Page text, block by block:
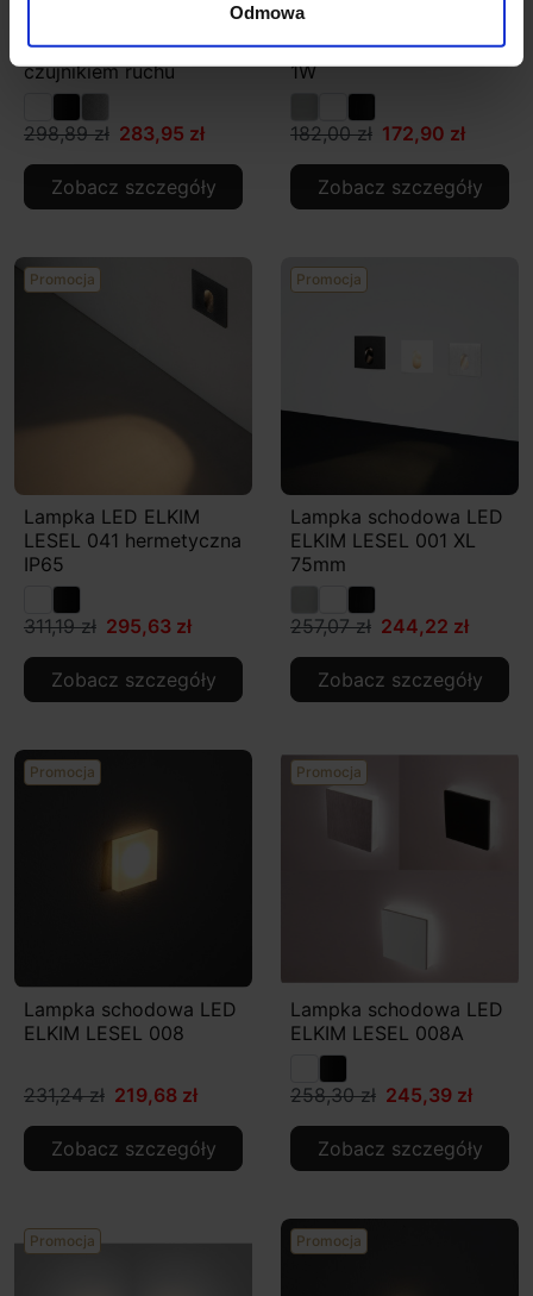
Odmowa
LESEL 001XL z
czujnikiem ruchu
298,89 zł 283,95 zł
Zobacz szczegóły
Lampa LED ELKIM
LESEL 004 schodowa
1W
182,00 zł 172,90 zł
Zobacz szczegóły
Promocja
Lampka LED ELKIM
LESEL 041 hermetyczna
IP65
311,19 zł 295,63 zł
Zobacz szczegóły
Promocja
Lampka schodowa LED
ELKIM LESEL 001 XL
75mm
257,07 zł 244,22 zł
Zobacz szczegóły
Promocja
Lampka schodowa LED
ELKIM LESEL 008
231,24 zł 219,68 zł
Zobacz szczegóły
Promocja
Lampka schodowa LED
ELKIM LESEL 008A
258,30 zł 245,39 zł
Zobacz szczegóły
Promocja Promocja